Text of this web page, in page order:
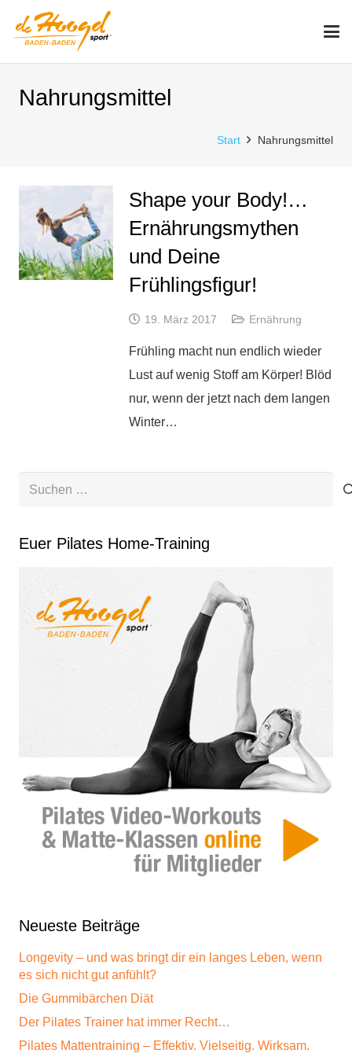
Nahrungsmittel
Start Nahrungsmittel
Shape your Body!…
Ernährungsmythen
und Deine
Frühlingsfigur!
19. März 2017 Ernährung
Frühling macht nun endlich wieder
Lust auf wenig Stoff am Körper! Blöd
nur, wenn der jetzt nach dem langen
Winter…
Suchen
Euer Pilates Home-Training
Neueste Beiträge
Longevity – und was bringt dir ein langes Leben, wenn
es sich nicht gut anfühlt?
Die Gummibärchen Diät
Der Pilates Trainer hat immer Recht…
Pilates Mattentraining – Effektiv. Vielseitig. Wirksam.